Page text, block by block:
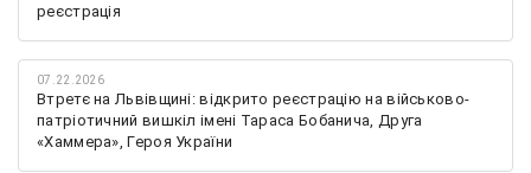
реєстрація
07.22.2026
Втретє на Львівщині: відкрито реєстрацію на військово-
патріотичний вишкіл імені Тараса Бобанича, Друга
«Хаммера», Героя України